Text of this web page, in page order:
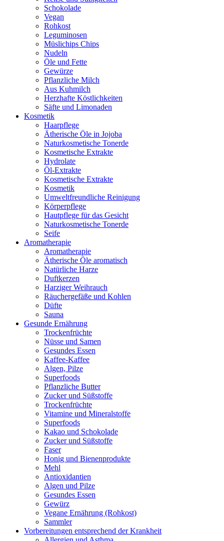
Schokolade
Vegan
Rohkost
Leguminosen
Müslichips Chips
Nudeln
Öle und Fette
Gewürze
Pflanzliche Milch
Aus Kuhmilch
Herzhafte Köstlichkeiten
Säfte und Limonaden
Kosmetik
Haarpflege
Ätherische Öle in Jojoba
Naturkosmetische Tonerde
Kosmetische Extrakte
Hydrolate
Öl-Extrakte
Kosmetische Extrakte
Kosmetik
Umweltfreundliche Reinigung
Körperpflege
Hautpflege für das Gesicht
Naturkosmetische Tonerde
Seife
Aromatherapie
Aromatherapie
Ätherische Öle aromatisch
Natürliche Harze
Duftkerzen
Harziger Weihrauch
Räuchergefäße und Kohlen
Düfte
Sauna
Gesunde Ernährung
Trockenfrüchte
Nüsse und Samen
Gesundes Essen
Kaffee-Kaffee
Algen, Pilze
Superfoods
Pflanzliche Butter
Zucker und Süßstoffe
Trockenfrüchte
Vitamine und Mineralstoffe
Superfoods
Kakao und Schokolade
Zucker und Süßstoffe
Faser
Honig und Bienenprodukte
Mehl
Antioxidantien
Algen und Pilze
Gesundes Essen
Gewürz
Vegane Ernährung (Rohkost)
Sammler
Vorbereitungen entsprechend der Krankheit